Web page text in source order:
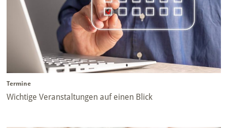
Termine
Wichtige Veranstaltungen auf einen Blick